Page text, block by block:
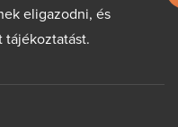
eligazodni, és
tájékoztatást.